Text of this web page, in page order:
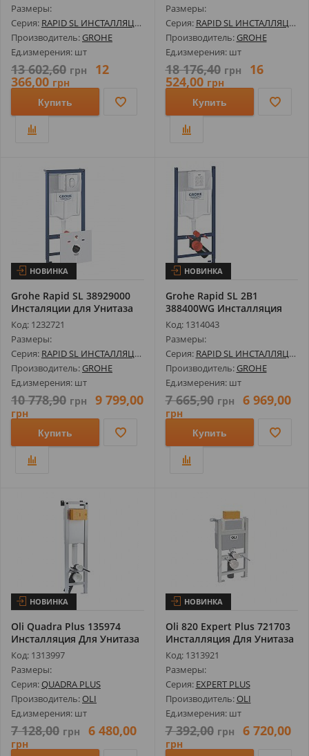
Размеры:
Серия: RAPID SL ИНСТАЛЛЯЦИИ И КОМПЛЕКТЫ
Производитель: GROHE
Ед.измерения: шт
13 602,60 грн 12
366,00 грн
Купить
Размеры:
Серия: RAPID SL ИНСТАЛЛЯЦИИ И КОМПЛЕКТЫ
Производитель: GROHE
Ед.измерения: шт
18 176,40 грн 16
524,00 грн
Купить
НОВИНКА
Grohe Rapid SL 38929000
Инсталяции для Унитаза
4в1, ...
Код: 1232721
Размеры:
Серия: RAPID SL ИНСТАЛЛЯЦИИ И КОМПЛЕКТЫ
Производитель: GROHE
Ед.измерения: шт
10 778,90 грн 9 799,00
грн
Купить
НОВИНКА
Grohe Rapid SL 2В1
388400WG Инсталляция
Для Унитаза,...
Код: 1314043
Размеры:
Серия: RAPID SL ИНСТАЛЛЯЦИИ И КОМПЛЕКТЫ
Производитель: GROHE
Ед.измерения: шт
7 665,90 грн 6 969,00
грн
Купить
НОВИНКА
Oli Quadra Plus 135974
Инсталляция Для Унитаза
Код: 1313997
Размеры:
Серия:QUADRA PLUS
Производитель:OLI
Ед.измерения: шт
7 128,00 грн 6 480,00
грн
НОВИНКА
Oli 820 Expert Plus 721703
Инсталляция Для Унитаза
Код: 1313921
Размеры:
Серия: EXPERT PLUS
Производитель:OLI
Ед.измерения: шт
7 392,00 грн 6 720,00
грн